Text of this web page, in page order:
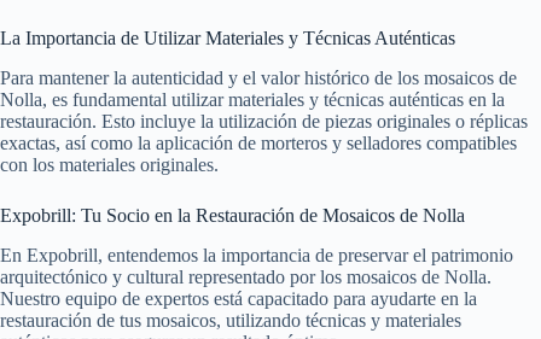
La Importancia de Utilizar Materiales y Técnicas Auténticas
Para mantener la autenticidad y el valor histórico de los mosaicos de
Nolla, es fundamental utilizar materiales y técnicas auténticas en la
restauración. Esto incluye la utilización de piezas originales o réplicas
exactas, así como la aplicación de morteros y selladores compatibles
con los materiales originales.
Expobrill: Tu Socio en la Restauración de Mosaicos de Nolla
En Expobrill, entendemos la importancia de preservar el patrimonio
arquitectónico y cultural representado por los mosaicos de Nolla.
Nuestro equipo de expertos está capacitado para ayudarte en la
restauración de tus mosaicos, utilizando técnicas y materiales